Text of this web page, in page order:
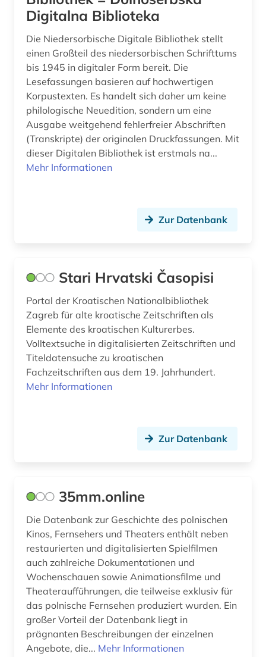
drama (2)
dänisch (3)
e-learning (1)
edition (1)
elektronische bibliothek (7)
elektronische zeitschrift (5)
estland (2)
eurasien (1)
europa (1)
fernando pessoa (1)
festschrift (1)
finnisch (1)
fotografie (2)
französisch (5)
frau (1)
frauenforschung (1)
freie plattform (1)
fremdsprache (2)
Moldawien (6)
Montenegro (9)
Oesterreich (1)
Osmanisches Reich (1)
Osteuropa (31)
Ostmitteleuropa (16)
Polen (29)
Sachsen (5)
Schweden (1)
Serbien (15)
Slowakei (13)
Slowenien (11)
Ukraine (20)
Ungarn (5)
Zypern (1)
Digitalna Biblioteka
Die Niedersorbische Digitale Bibliothek stellt
einen Großteil des niedersorbischen Schrifttums
bis 1945 in digitaler Form bereit. Die
Lesefassungen basieren auf hochwertigen
Korpustexten. Es handelt sich daher um keine
philologische Neuedition, sondern um eine
Ausgabe weitgehend fehlerfreier Abschriften
(Transkripte) der originalen Druckfassungen. Mit
dieser Digitalen Bibliothek ist erstmals na...
Mehr Informationen
Zur Datenbank
Stari Hrvatski Časopisi
Portal der Kroatischen Nationalbibliothek
Zagreb für alte kroatische Zeitschriften als
Elemente des kroatischen Kulturerbes.
Volltextsuche in digitalisierten Zeitschriften und
Titeldatensuche zu kroatischen
Fachzeitschriften aus dem 19. Jahrhundert.
Mehr Informationen
Zur Datenbank
35mm.online
Die Datenbank zur Geschichte des polnischen
Kinos, Fernsehers und Theaters enthält neben
restaurierten und digitalisierten Spielfilmen
auch zahlreiche Dokumentationen und
Wochenschauen sowie Animationsfilme und
Theateraufführungen, die teilweise exklusiv für
das polnische Fernsehen produziert wurden. Ein
großer Vorteil der Datenbank liegt in
prägnanten Beschreibungen der einzelnen
Angebote, die... Mehr Informationen